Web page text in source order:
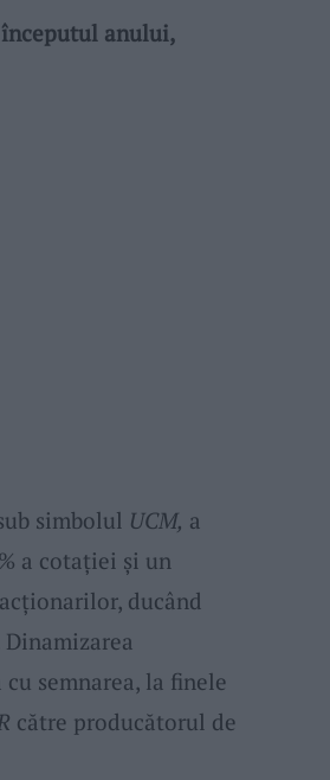
începutul anului,
simbolul UCM, a
a cotaţiei şi un
ducând
semnarea, la finele
către producătorul de